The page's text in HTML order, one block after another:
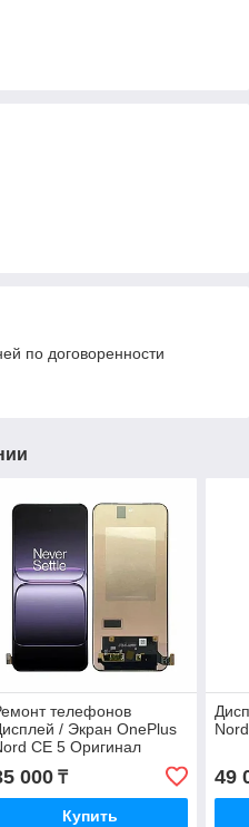
по договоренности
телефонов
/ Экран OnePlus
CE 5 Оригинал
000₸
Купить
49